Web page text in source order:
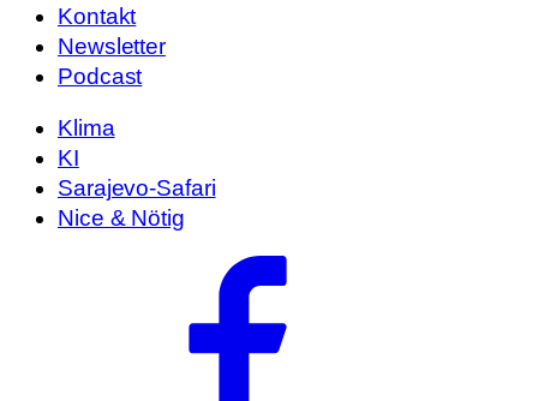
Kontakt
Newsletter
Podcast
Klima
KI
Sarajevo-Safari
Nice & Nötig